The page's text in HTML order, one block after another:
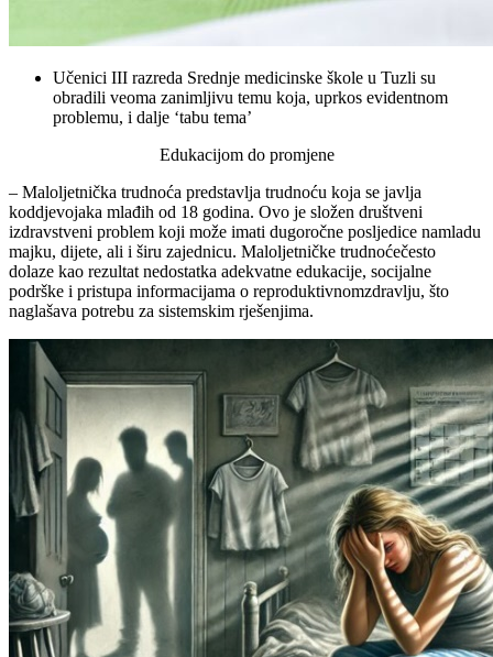
Učenici III razreda Srednje medicinske škole u Tuzli su
obradili veoma zanimljivu temu koja, uprkos evidentnom
problemu, i dalje ‘tabu tema’
Edukacijomdo promjene
– Maloljetnička trudnoća predstavlja trudnoću koja se javlja
koddjevojaka mlađih od 18 godina. Ovo je složen društveni
izdravstveni problem koji može imati dugoročne posljedice namladu
majku, dijete, ali i širu zajednicu. Maloljetničke trudnoćečesto
dolaze kao rezultat nedostatka adekvatne edukacije, socijalne
podrške i pristupa informacijama o reproduktivnomzdravlju, što
naglašava potrebu za sistemskim rješenjima.